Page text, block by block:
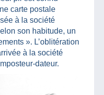
carte postale
à la société
son habitude, un
». L’oblitération
à la société
dateur.